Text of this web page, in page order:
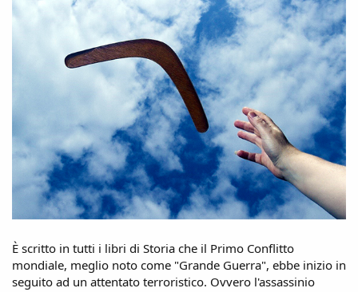
È scritto in tutti i libri di Storia che il Primo Conflitto
mondiale, meglio noto come "Grande Guerra", ebbe inizio in
seguito ad un attentato terroristico. Ovvero l'assassinio